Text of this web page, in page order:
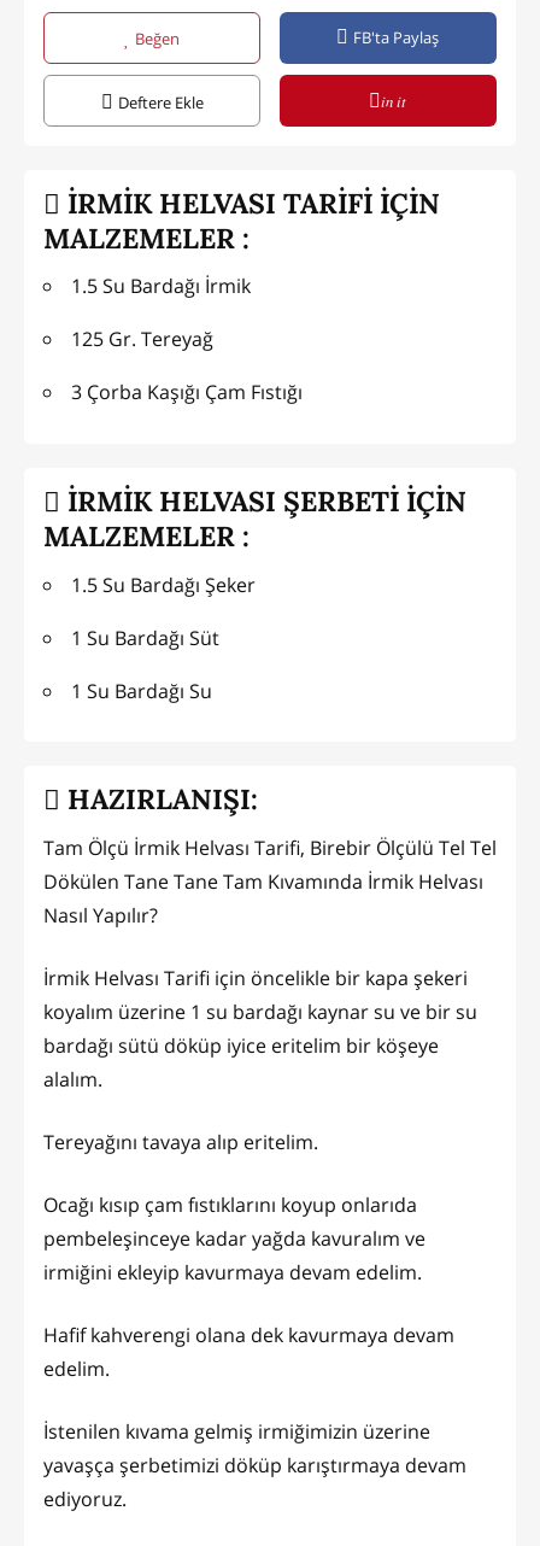
Beğen FB'ta Paylaş
Deftere Ekle in it
İRMİK HELVASI TARİFİ İÇİN
MALZEMELER :
1.5 Su Bardağı İrmik
125 Gr. Tereyağ
3 Çorba Kaşığı Çam Fıstığı
İRMİK HELVASI ŞERBETİ İÇİN
MALZEMELER :
1.5 Su Bardağı Şeker
1 Su Bardağı Süt
1 Su Bardağı Su
HAZIRLANIŞI:
Tam Ölçü İrmik Helvası Tarifi, Birebir Ölçülü Tel Tel
Dökülen Tane Tane Tam Kıvamında İrmik Helvası
Nasıl Yapılır?
İrmik Helvası Tarifi için öncelikle bir kapa şekeri
koyalım üzerine 1 su bardağı kaynar su ve bir su
bardağı sütü döküp iyice eritelim bir köşeye
alalım.
Tereyağını tavaya alıp eritelim.
Ocağı kısıp çam fıstıklarını koyup onlarıda
pembeleşinceye kadar yağda kavuralım ve
irmiğini ekleyip kavurmaya devam edelim.
Hafif kahverengi olana dek kavurmaya devam
edelim.
İstenilen kıvama gelmiş irmiğimizin üzerine
yavaşça şerbetimizi döküp karıştırmaya devam
ediyoruz.